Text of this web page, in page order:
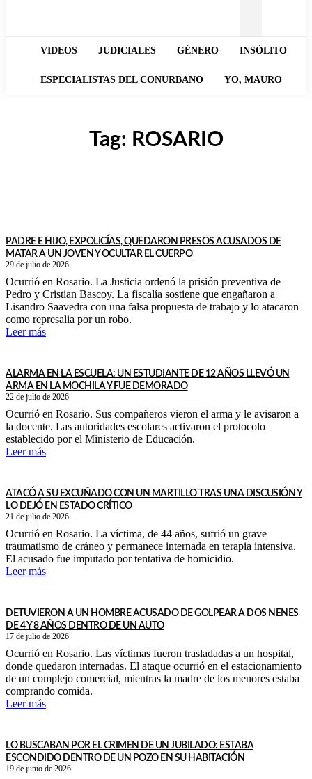
VIDEOS JUDICIALES GÉNERO INSÓLITO
ESPECIALISTAS DEL CONURBANO YO, MAURO
Tag: ROSARIO
PADRE E HIJO, EXPOLICÍAS, QUEDARON PRESOS ACUSADOS DE
MATAR A UN JOVEN Y OCULTAR EL CUERPO
29 de julio de 2026
Ocurrió en Rosario. La Justicia ordenó la prisión preventiva de
Pedro y Cristian Bascoy. La fiscalía sostiene que engañaron a
Lisandro Saavedra con una falsa propuesta de trabajo y lo atacaron
como represalia por un robo.
Leer más
ALARMA EN LA ESCUELA: UN ESTUDIANTE DE 12 AÑOS LLEVÓ UN
ARMA EN LA MOCHILA Y FUE DEMORADO
22 de julio de 2026
Ocurrió en Rosario. Sus compañeros vieron el arma y le avisaron a
la docente. Las autoridades escolares activaron el protocolo
establecido por el Ministerio de Educación.
Leer más
ATACÓ A SU EXCUÑADO CON UN MARTILLO TRAS UNA DISCUSIÓN Y
LO DEJÓ EN ESTADO CRÍTICO
21 de julio de 2026
Ocurrió en Rosario. La víctima, de 44 años, sufrió un grave
traumatismo de cráneo y permanece internada en terapia intensiva.
El acusado fue imputado por tentativa de homicidio.
Leer más
DETUVIERON A UN HOMBRE ACUSADO DE GOLPEAR A DOS NENES
DE 4 Y 8 AÑOS DENTRO DE UN AUTO
17 de julio de 2026
Ocurrió en Rosario. Las víctimas fueron trasladadas a un hospital,
donde quedaron internadas. El ataque ocurrió en el estacionamiento
de un complejo comercial, mientras la madre de los menores estaba
comprando comida.
Leer más
LO BUSCABAN POR EL CRIMEN DE UN JUBILADO: ESTABA
ESCONDIDO DENTRO DE UN POZO EN SU HABITACIÓN
19 de junio de 2026